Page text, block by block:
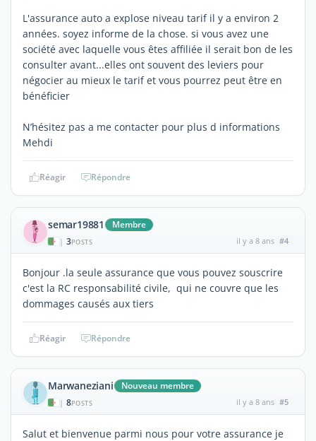
L'assurance auto a explose niveau tarif il y a environ 2
années. soyez informe de la chose. si vous avez une
société avec laquelle vous êtes affiliée il serait bon de les
consulter avant...elles ont souvent des leviers pour
négocier au mieux le tarif et vous pourrez peut être en
bénéficier
N’hésitez pas a me contacter pour plus d informations
Mehdi
Réagir Répondre
semar19881 Membre
| 3POSTS il y a 8 ans #4
Bonjour .la seule assurance que vous pouvez souscrire
c'est la RC responsabilité civile, qui ne couvre que les
dommages causés aux tiers
Réagir Répondre
Marwaneziani Nouveau membre
| 8POSTS il y a 8 ans #5
Salut et bienvenue parmi nous pour votre assurance je